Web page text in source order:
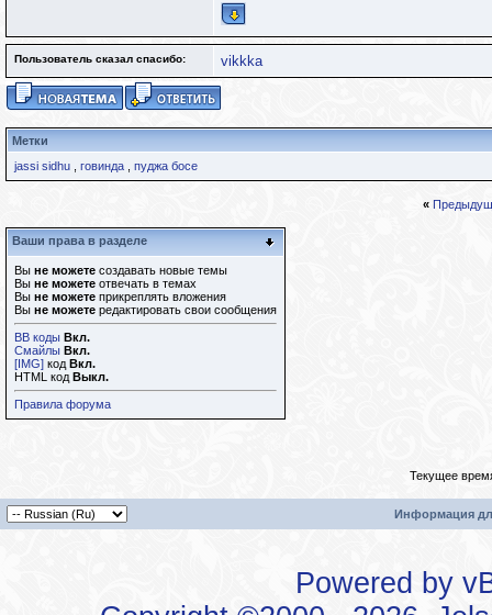
Пользователь сказал cпасибо: vikkka
Метки
jassi sidhu
говинда пуджа босе
«
Ваши права в разделе
Вы не можете создавать новые темы
Вы не можете отвечать в темах
Вы не можете прикреплять вложения
Вы не можете редактировать свои сообщения
BB коды Вкл.
Смайлы Вкл.
[IMG] код Вкл.
HTML код Выкл.
Правила форума
Текущее
Информация
Powered by